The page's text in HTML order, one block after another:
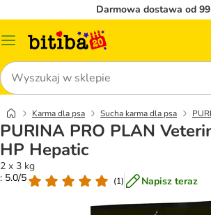
Darmowa dostawa od 99
Menu
Szukaj
Karma dla psa Sucha karma dla psa
PURINA PRO PLAN
HP Hepatic
2 x 3 kg
: 5.0/5
(1) Napisz teraz